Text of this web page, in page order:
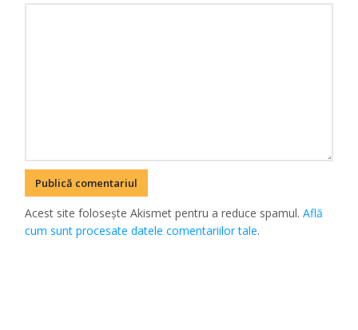
Acest site folosește Akismet pentru a reduce spamul.Află
cum sunt procesate datele comentariilor tale.